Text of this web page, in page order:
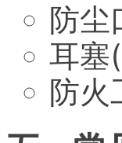
防尘
耳塞
防火